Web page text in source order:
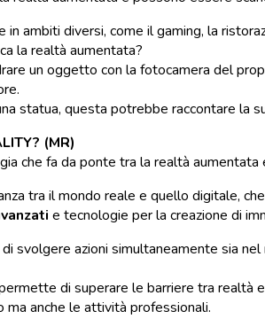
in ambiti diversi, come il gaming, la
la realtà aumentata?
un oggetto con la fotocamera del
statua, questa potrebbe raccontare la
(MR)
che fa da ponte tra la realtà
tra il mondo reale e quello digitale,
e tecnologie per la creazione di
svolgere azioni simultaneamente sia
di superare le barriere tra realtà
ma anche le attività professionali.